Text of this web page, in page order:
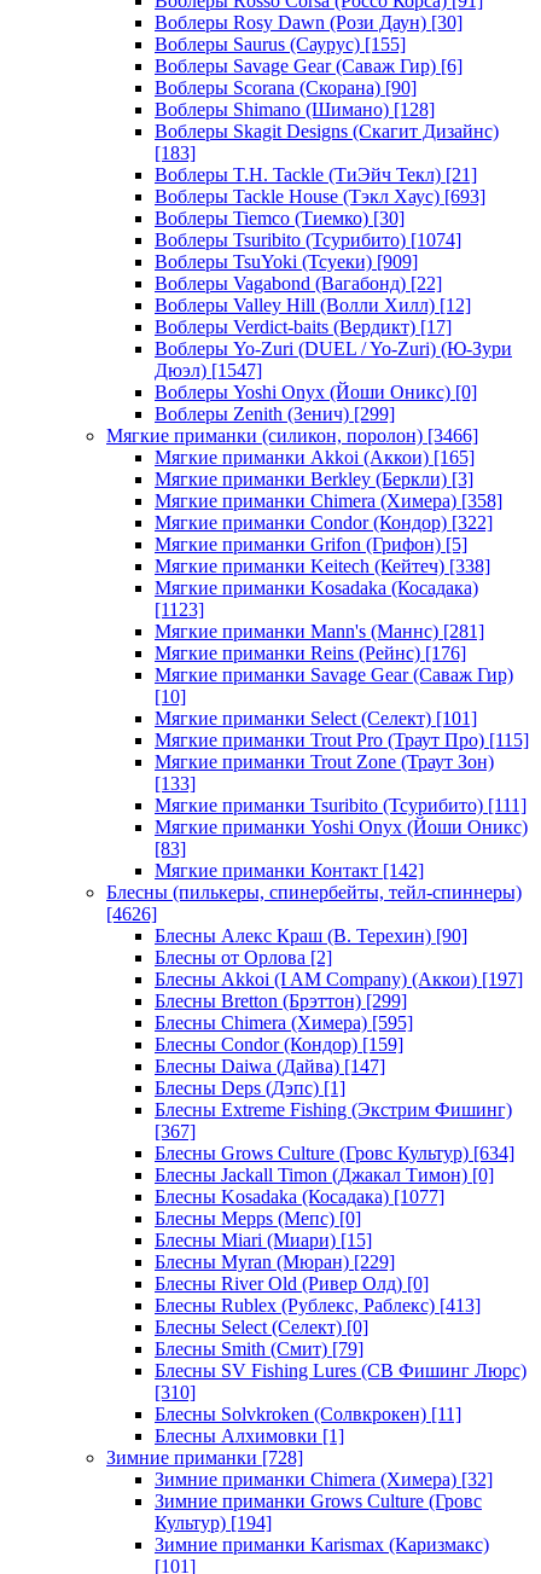
Воблеры Rosy Dawn (Рози Даун) [30]
Воблеры Saurus (Саурус) [155]
Воблеры Savage Gear (Саваж Гир) [6]
Воблеры Scorana (Скорана) [90]
Воблеры Shimano (Шимано) [128]
Воблеры Skagit Designs (Скагит Дизайнс)
[183]
Воблеры T.H. Tackle (ТиЭйч Текл) [21]
Воблеры Tackle House (Тэкл Хаус) [693]
Воблеры Tiemco (Тиемко) [30]
Воблеры Tsuribito (Тсурибито) [1074]
Воблеры TsuYoki (Тсуеки) [909]
Воблеры Vagabond (Вагабонд) [22]
Воблеры Valley Hill (Волли Хилл) [12]
Воблеры Verdict-baits (Вердикт) [17]
Воблеры Yo-Zuri (DUEL / Yo-Zuri) (Ю-Зури
Дюэл) [1547]
Воблеры Yoshi Onyx (Йоши Оникс) [0]
Воблеры Zenith (Зенич) [299]
Мягкие приманки (силикон, поролон) [3466]
Мягкие приманки Akkoi (Аккои) [165]
Мягкие приманки Berkley (Беркли) [3]
Мягкие приманки Chimera (Химера) [358]
Мягкие приманки Condor (Кондор) [322]
Мягкие приманки Grifon (Грифон) [5]
Мягкие приманки Keitech (Кейтеч) [338]
Мягкие приманки Kosadaka (Косадака)
[1123]
Мягкие приманки Mann's (Маннс) [281]
Мягкие приманки Reins (Рейнс) [176]
Мягкие приманки Savage Gear (Саваж Гир)
[10]
Мягкие приманки Select (Селект) [101]
Мягкие приманки Trout Pro (Траут Про) [115]
Мягкие приманки Trout Zone (Траут Зон)
[133]
Мягкие приманки Tsuribito (Тсурибито) [111]
Мягкие приманки Yoshi Onyx (Йоши Оникс)
[83]
Мягкие приманки Контакт [142]
Блесны (пилькеры, спинербейты, тейл-спиннеры)
[4626]
Блесны Алекс Краш (В. Терехин) [90]
Блесны от Орлова [2]
Блесны Akkoi (I AM Company) (Аккои) [197]
Блесны Bretton (Брэттон) [299]
Блесны Chimera (Химера) [595]
Блесны Condor (Кондор) [159]
Блесны Daiwa (Дайва) [147]
Блесны Deps (Дэпс) [1]
Блесны Extreme Fishing (Экстрим Фишинг)
[367]
Блесны Grows Culture (Гровс Культур) [634]
Блесны Jackall Timon (Джакал Тимон) [0]
Блесны Kosadaka (Косадака) [1077]
Блесны Mepps (Мепс) [0]
Блесны Miari (Миари) [15]
Блесны Myran (Мюран) [229]
Блесны River Old (Ривер Олд) [0]
Блесны Rublex (Рублекс, Раблекс) [413]
Блесны Select (Селект) [0]
Блесны Smith (Смит) [79]
Блесны SV Fishing Lures (СВ Фишинг Люрс)
[310]
Блесны Solvkroken (Солвкрокен) [11]
Блесны Алхимовки [1]
Зимние приманки [728]
Зимние приманки Chimera (Химера) [32]
Зимние приманки Grows Culture (Гровс
Культур) [194]
Зимние приманки Karismax (Каризмакс)
[101]